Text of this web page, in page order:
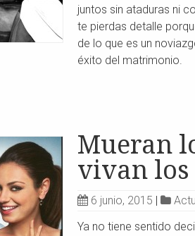
juntos sin ataduras ni
te pierdas detalle
de lo que es un
éxito del matrimonio.
Mueran
vivan
6 junio, 2015 |
Ya no tiene sentido